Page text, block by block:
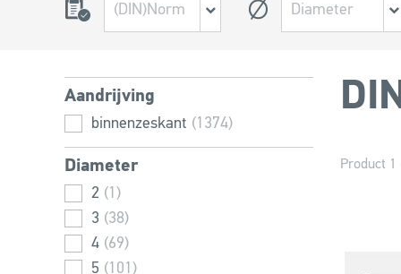
Aandrijving
binnenzeskant (1374)
Diameter
2 (1)
3 (38)
4 (69)
5 (101)
Product 1